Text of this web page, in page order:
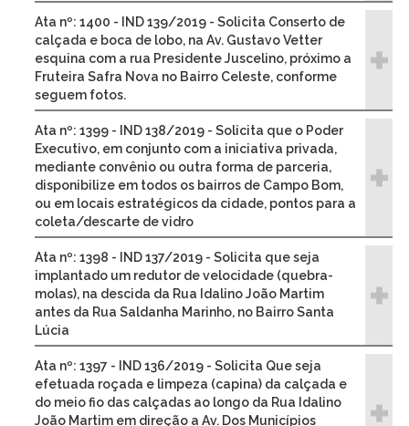
Ata nº: 1400 - IND 139/2019 - Solicita Conserto de
calçada e boca de lobo, na Av. Gustavo Vetter
esquina com a rua Presidente Juscelino, próximo a
Fruteira Safra Nova no Bairro Celeste, conforme
seguem fotos.
Ata nº: 1399 - IND 138/2019 - Solicita que o Poder
Executivo, em conjunto com a iniciativa privada,
mediante convênio ou outra forma de parceria,
disponibilize em todos os bairros de Campo Bom,
ou em locais estratégicos da cidade, pontos para a
coleta/descarte de vidro
Ata nº: 1398 - IND 137/2019 - Solicita que seja
implantado um redutor de velocidade (quebra-
molas), na descida da Rua Idalino João Martim
antes da Rua Saldanha Marinho, no Bairro Santa
Lúcia
Ata nº: 1397 - IND 136/2019 - Solicita Que seja
efetuada roçada e limpeza (capina) da calçada e
do meio fio das calçadas ao longo da Rua Idalino
João Martim em direção a Av. Dos Municípios